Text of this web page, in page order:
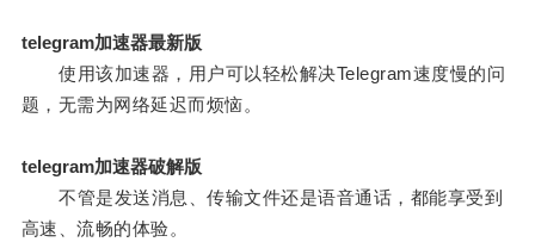
telegram加速器最新版
使用该加速器，用户可以轻松解决Telegram速度慢的问
题，无需为网络延迟而烦恼。
telegram加速器破解版
不管是发送消息、传输文件还是语音通话，都能享受到
高速、流畅的体验。